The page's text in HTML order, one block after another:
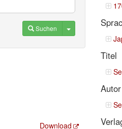
Suchen Toggle Dropdown
Download
Titel